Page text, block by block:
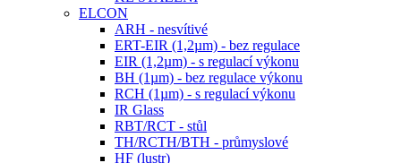
ELCON
ARH - nesvítivé
ERT-EIR (1,2µm) - bez regulace
EIR (1,2µm) - s regulací výkonu
BH (1µm) - bez regulace výkonu
RCH (1µm) - s regulací výkonu
IR Glass
RBT/RCT - stůl
TH/RCTH/BTH - průmyslové
HF (lustr)